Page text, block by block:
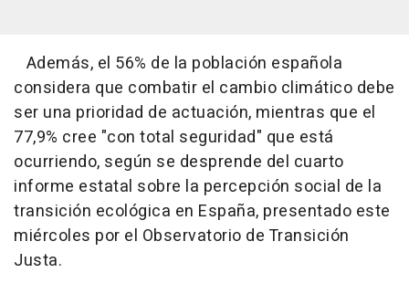
Además, el 56% de la población española
considera que combatir el cambio climático debe
ser una prioridad de actuación, mientras que el
77,9% cree "con total seguridad" que está
ocurriendo, según se desprende del cuarto
informe estatal sobre la percepción social de la
transición ecológica en España, presentado este
miércoles por el Observatorio de Transición
Justa.